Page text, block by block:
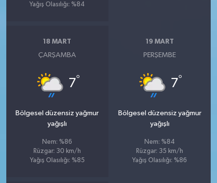
Yağış Olasılığı: %84
18 MART
ÇARŞAMBA
7°
Bölgesel düzensiz yağmur
yağışlı
Nem: %86
Rüzgar: 30 km/h
Yağış Olasılığı: %85
19 MART
PERŞEMBE
7°
Bölgesel düzensiz yağmur
yağışlı
Nem: %84
Rüzgar: 35 km/h
Yağış Olasılığı: %86